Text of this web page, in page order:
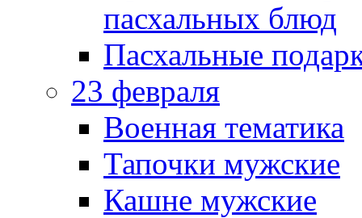
пасхальных блюд
Пасхальные
23 февраля
Военная тематика
Тапочки мужские
Кашне мужские